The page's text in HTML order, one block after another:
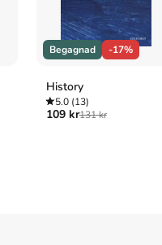
Begagnad -17%
History
5.0(13)
109 kr131 kr